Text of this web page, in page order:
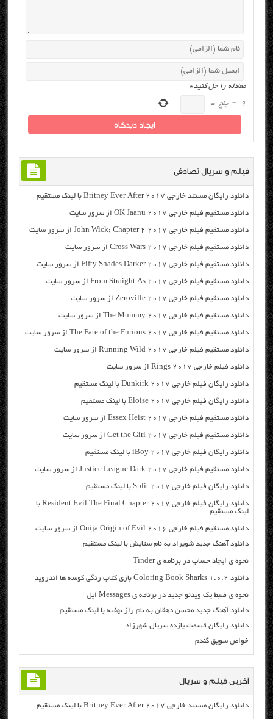
معادله را حل کنید*
9
− پنج =
فیلم و سریال تصادفی
دانلود رایگان مسنتد خارجی Britney Ever After 2017 با لینک مستقیم
دانلود مستقیم فیلم خارجی OK Jaanu 2017 از سرور سایت
دانلود مستقیم فیلم خارجی John Wick: Chapter 2 2017 از سرور سایت
دانلود مستقیم فیلم خارجی Cross Wars 2017 از سرور سایت
دانلود مستقیم فیلم خارجی Fifty Shades Darker 2017 از سرور سایت
دانلود مستقیم فیلم خارجی From Straight As 2017 از سرور سایت
دانلود مستقیم فیلم خارجی Zeroville 2017 از سرور سایت
دانلود مستقیم فیلم خارجی The Mummy 2017 از سرور سایت
دانلود مستقیم فیلم خارجی The Fate of the Furious 2017 از سرور سایت
دانلود مستقیم فیلم خارجی Running Wild 2017 از سرور سایت
دانلود فیلم خارجی Rings 2017 از سرور سایت
دانلود رایگان فیلم خارجی Dunkirk 2017 با لینک مستقیم
دانلود رایگان فیلم خارجی Eloise 2017 با لینک مستقیم
دانلود مستقیم فیلم خارجی Essex Heist 2017 از سرور سایت
دانلود مستقیم فیلم خارجی Get the Girl 2017 از سرور سایت
دانلود رایگان فیلم خارجی iBoy 2017 با لینک مستقیم
دانلود مستقیم فیلم خارجی Justice League Dark 2017 از سرور سایت
دانلود رایگان فیلم خارجی Split 2017 با لینک مستقیم
دانلود رایگان فیلم خارجی Resident Evil The Final Chapter 2017 با
لینک مستقیم
دانلود مستقیم فیلم خارجی Ouija Origin of Evil 2016 از سرور سایت
دانلود آهنگ جدید شویراد به نام ستایش با لینک مستقیم
نحوه ی ایجاد حساب در برنامه ی Tinder
دانلود Coloring Book Sharks 1.0.2 بازی کتاب رنگی کوسه ها اندروید
نحوه ی ضبط یک ویدئو جدید در برنامه ی Messages اپل
دانلود آهنگ جدید محسن دهقان به نام راز نهفته با لینک مستقیم
دانلود رایگان قسمت یازده سریال شهرزاد
خواص سویق گندم
آخرین فیلم و سریال
دانلود رایگان مسنتد خارجی Britney Ever After 2017 با لینک مستقیم